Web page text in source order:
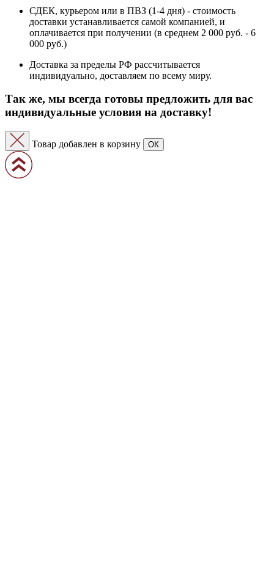
СДЕК, курьером или в ПВЗ (1-4 дня) - стоимость
доставки устанавливается самой компанией, и
оплачивается при получении (в среднем 2 000 руб. - 6
000 руб.)
Доставка за пределы РФ рассчитывается
индивидуально, доставляем по всему миру.
Так же, мы всегда готовы предложить для вас
индивидуальные условия на доставку!
Товар добавлен в корзину ОК